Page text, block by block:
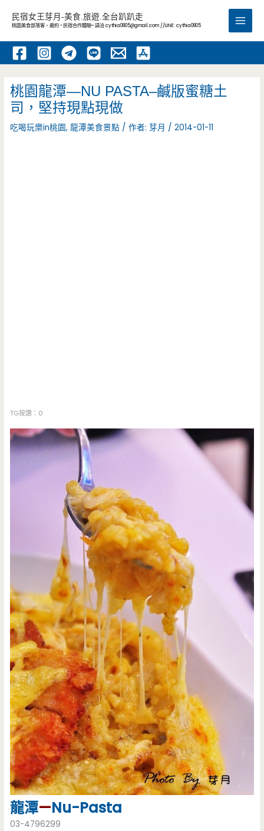
內
民宿女王芽月-美食.旅遊.全台趴趴走
桃園美食部落客，邀約 -民宿合作體驗~ 請洽cythia0805@gmail.com //LINE: cythia0805
Main
桃園龍潭—NU PASTA–鹹版蜜糖土
司，堅持現點現做
吃喝玩樂in桃園,龍潭美食景點 / 作者:芽月 /2014-01-11
TG按讚：0
龍潭—Nu-Pasta
03-4796299